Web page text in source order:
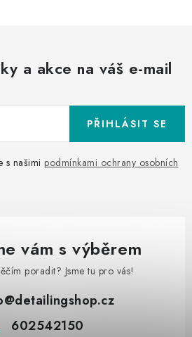
a akce na váš e-mail
s našimi podmínkami ochrany osobních
PŘIHLÁSIT SE
vám s výběrem
poradit? Jsme tu pro vás!
@detailingshop.cz
602542150